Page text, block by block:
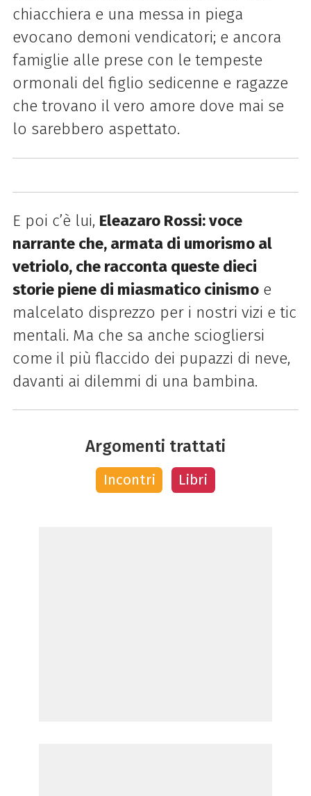
chiacchiera e una messa in piega
evocano demoni vendicatori; e ancora
famiglie alle prese con le tempeste
ormonali del figlio sedicenne e ragazze
che trovano il vero amore dove mai se
lo sarebbero aspettato.
E poi c’è lui, Eleazaro Rossi: voce
narrante che, armata di umorismo al
vetriolo, che racconta queste dieci
storie piene di miasmatico cinismoe
malcelato disprezzo per i nostri vizi e tic
mentali. Ma che sa anche sciogliersi
come il più flaccido dei pupazzi di neve,
davanti ai dilemmi di una bambina.
Argomenti trattati
Incontri Libri